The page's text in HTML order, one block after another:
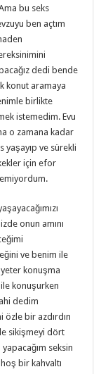
bu seks
ben açtım
dedi bende
konut aramaya
birlikte
istemedim. Evu
o zamana kadar
yaşayıp ve sürekli
için efor
onun amını
ve benim ile
konuşma
ile konuşurken
dedim
özle bir azdırdın
sikişmeyi dört
seksin
bir kahvaltı